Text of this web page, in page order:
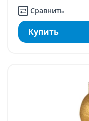
Сравнить
Купить